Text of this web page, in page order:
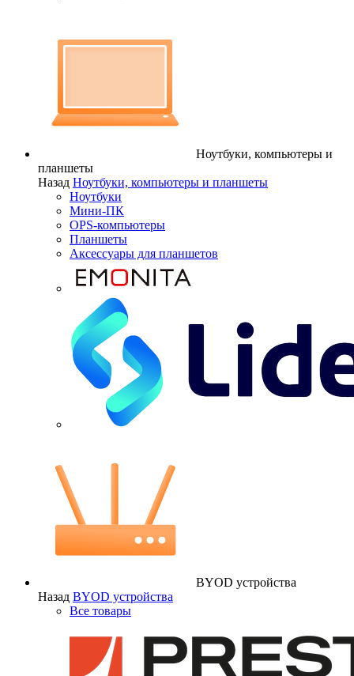
Ноутбуки, компьютеры и
планшеты
Назад Ноутбуки, компьютеры и планшеты
Ноутбуки
Мини-ПК
OPS-компьютеры
Планшеты
Аксессуары для планшетов
BYOD устройства
Назад BYOD устройства
Все товары